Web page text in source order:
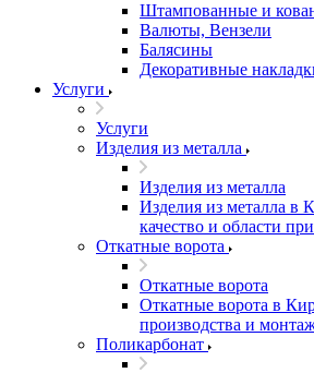
Штампованные и
Валюты, Вензели
Балясины
Декоративные
Услуги
Услуги
Изделия из металла
Изделия из металла
Изделия из металла в
качество и области
Откатные ворота
Откатные ворота
Откатные ворота в
производства и
Поликарбонат